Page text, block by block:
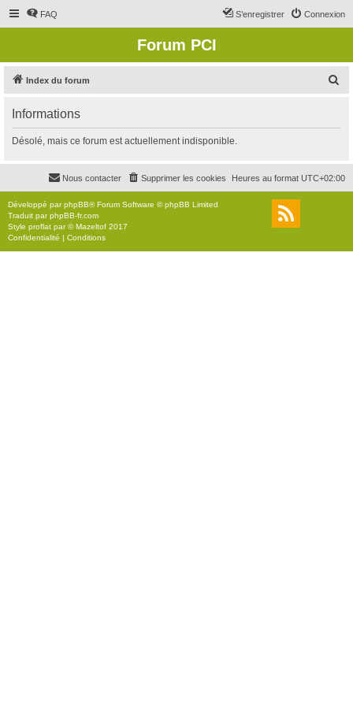
FAQ Connexion
S’enregistrer
Forum PCI
Index du forum
r
c
r
Informations
Désolé, mais ce forum est actuellement indisponible.
Heures au format UTC+02:00
Supprimer les cookies
Nous contacter
Développé parphpBB® Forum Software © phpBB Limited
Traduit parphpBB-fr.com
Style proflat par ©Mazeltof 2017
Confidentialité | Conditions